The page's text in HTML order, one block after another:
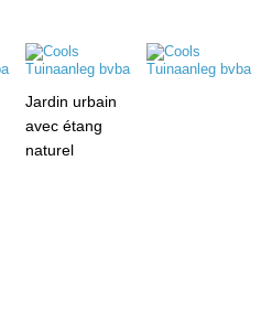
Jardin urbain
avec étang
naturel